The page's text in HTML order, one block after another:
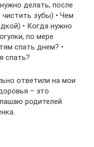
делать, после
зубы) • Чем
• Когда нужно
по мере
спать днем? •
спать?
ответили на мои
– это
родителей